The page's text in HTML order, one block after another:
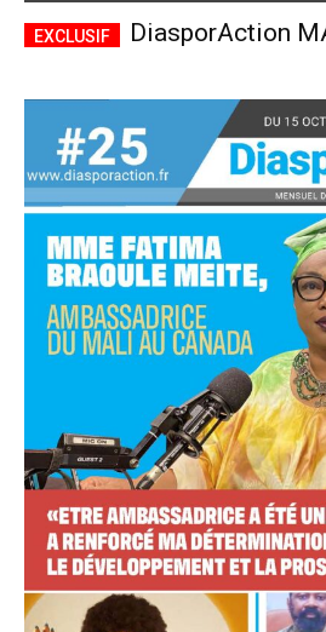
Accès complet
$22 / anplaceholder text
Tous les articles
Annonces
ANNUEL
CHOISIR LE
DiasporAction